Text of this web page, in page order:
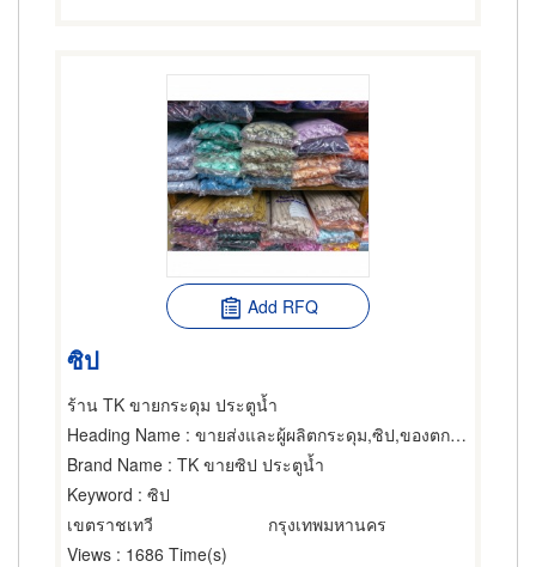
Add RFQ
ซิป
ร้าน TK ขายกระดุม ประตูน้ำ
Heading Name : ขายส่งและผู้ผลิตกระดุม,ซิป,ของตกแต่งเสื้อผ้า
Brand Name : TK ขายซิป ประตูน้ำ
Keyword : ซิป
เขตราชเทวี
กรุงเทพมหานคร
Views : 1686 Time(s)